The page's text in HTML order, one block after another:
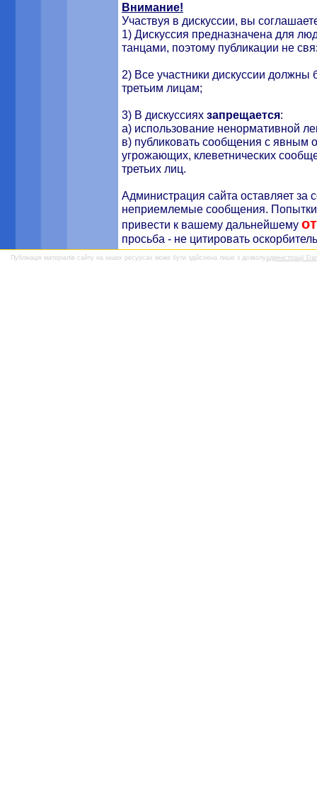
Внимание!
Участвуя в дискуссии, вы
1) Дискуссия предназначена для
танцами, поэтому публикации не
2) Все участники дискуссии
третьим лицам;
3) В дискуссиях запрещается:
а) использование ненормативной
в) публиковать сообщения с явным
угрожающих, клеветнических
третьих лиц.
Администрация сайта оставляет за
неприемлемые сообщения.
привести к вашему дальнейшему
просьба - не цитировать
Публікація матеріалів сайту на інших ресурсах може бути здійснена лише з дозволуадміністрації